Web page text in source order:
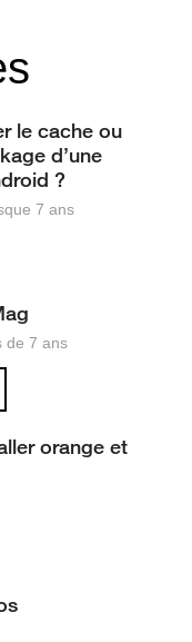
le cache ou
d’une
?
7 ans
de 7 ans
orange et